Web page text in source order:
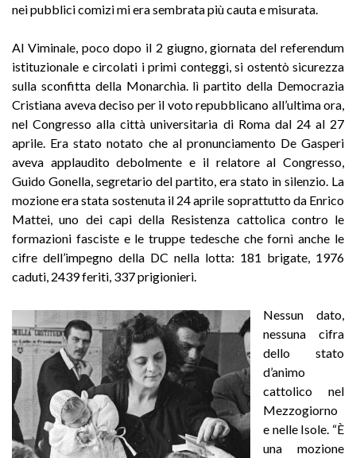
nei pubblici comizi mi era sembrata più cauta e misurata.
Al Viminale, poco dopo il 2 giugno, giornata del referendum
istituzionale e circolati i primi conteggi, si ostentò sicurezza
sulla sconfitta della Monarchia. lì partito della Democrazia
Cristiana aveva deciso per il voto repubblicano all’ultima ora,
nel Congresso alla città universitaria di Roma dal 24 al 27
aprile. Era stato notato che al pronunciamento De Gasperi
aveva applaudito debolmente e il relatore al Congresso,
Guido Gonella, segretario del partito, era stato in silenzio. La
mozione era stata sostenuta il 24 aprile soprattutto da Enrico
Mattei, uno dei capi della Resistenza cattolica contro le
formazioni fasciste e le truppe tedesche che fornì anche le
cifre dell’impegno della DC nella lotta: 181 brigate, 1976
caduti, 2439 feriti, 337 prigionieri.
Nessun dato,
nessuna cifra
dello stato
d’animo
cattolico nel
Mezzogiorno
e nelle Isole. “È
una mozione